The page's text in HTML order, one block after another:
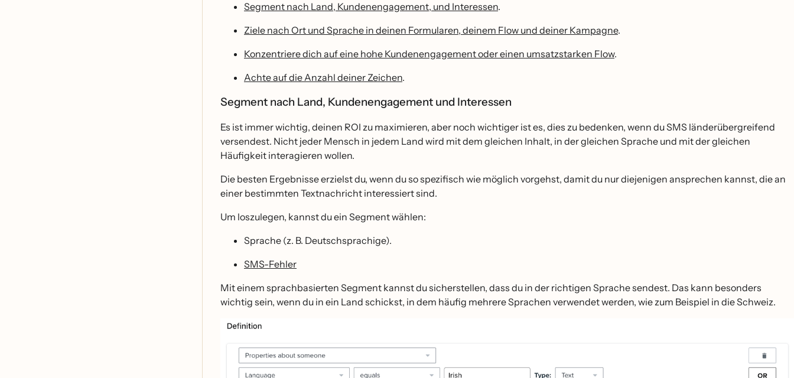
Segment nach Land, Kundenengagement, und Interessen.
Ziele nach Ort und Sprache in deinen Formularen, deinem Flow und deiner Kampagne.
Konzentriere dich auf eine hohe Kundenengagement oder einen umsatzstarken Flow.
Achte auf die Anzahl deiner Zeichen.
Segment nach Land, Kundenengagement und Interessen
Es ist immer wichtig, deinen ROI zu maximieren, aber noch wichtiger ist es, dies zu bedenken, wenn du SMS länderübergreifend
versendest. Nicht jeder Mensch in jedem Land wird mit dem gleichen Inhalt, in der gleichen Sprache und mit der gleichen
Häufigkeit interagieren wollen.
Die besten Ergebnisse erzielst du, wenn du so spezifisch wie möglich vorgehst, damit du nur diejenigen ansprechen kannst, die an
einer bestimmten Textnachricht interessiert sind.
Um loszulegen, kannst du ein Segment wählen:
Sprache (z. B. Deutschsprachige).
SMS-Fehler
Mit einem sprachbasierten Segment kannst du sicherstellen, dass du in der richtigen Sprache sendest. Das kann besonders
wichtig sein, wenn du in ein Land schickst, in dem häufig mehrere Sprachen verwendet werden, wie zum Beispiel in die Schweiz.